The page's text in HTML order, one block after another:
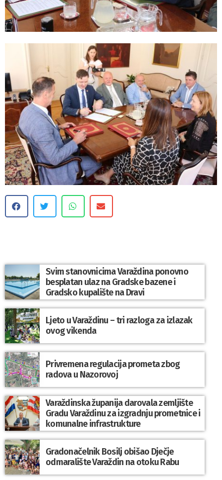
Svim stanovnicima Varaždina ponovno
besplatan ulaz na Gradske bazene i
Gradsko kupalište na Dravi
Ljeto u Varaždinu – tri razloga za izlazak
ovog vikenda
Privremena regulacija prometa zbog
radova u Nazorovoj
Varaždinska županija darovala zemljište
Gradu Varaždinu za izgradnju prometnice i
komunalne infrastrukture
Gradonačelnik Bosilj obišao Dječje
odmaralište Varaždin na otoku Rabu